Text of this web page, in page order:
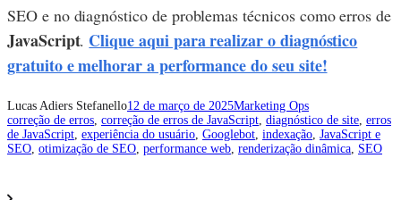
SEO e no diagnóstico de problemas técnicos como erros de
JavaScript. Clique aqui para realizar o diagnóstico
gratuito e melhorar a performance do seu site!
Lucas Adiers Stefanello12 de março de 2025Marketing Ops
correção de erros, correção de erros de JavaScript, diagnóstico de site, erros
de JavaScript, experiência do usuário, Googlebot, indexação, JavaScript e
SEO, otimização de SEO, performance web, renderização dinâmica, SEO